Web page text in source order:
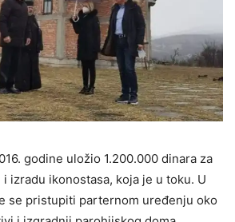
godine uložio 1.200.000 dinara za
izradu ikonostasa, koja je u toku. U
se pristupiti parternom uređenju oko